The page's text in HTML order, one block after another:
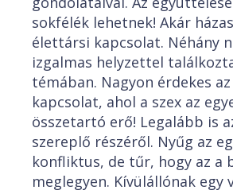
sokfélék lehetnek! Akár
élettársi kapcsolat. Néhány
izgalmas helyzettel
témában. Nagyon érdekes
kapcsolat, ahol a szex az
összetartó erő! Legalább is
szereplő részéről. Nyűg az
konfliktus, de tűr, hogy az a
meglegyen. Kívülállónak egy